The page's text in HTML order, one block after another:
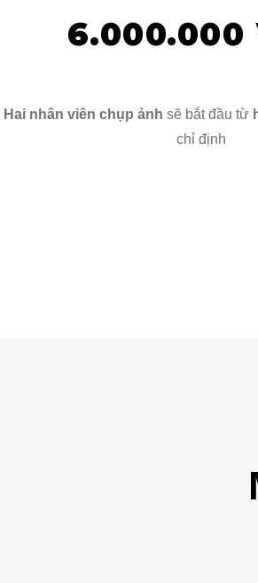
6.000.000
Hai nhân viên chụp ảnh sẽ bắt đầu từ
chỉ định